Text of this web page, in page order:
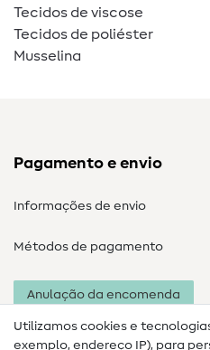
Tecidos de viscose
Tecidos de poliéster
Musselina
Pagamento e envio
Informações de envio
Métodos de pagamento
Anulação da encomenda
Utilizamos cookies e
exemplo, endereço IP), para